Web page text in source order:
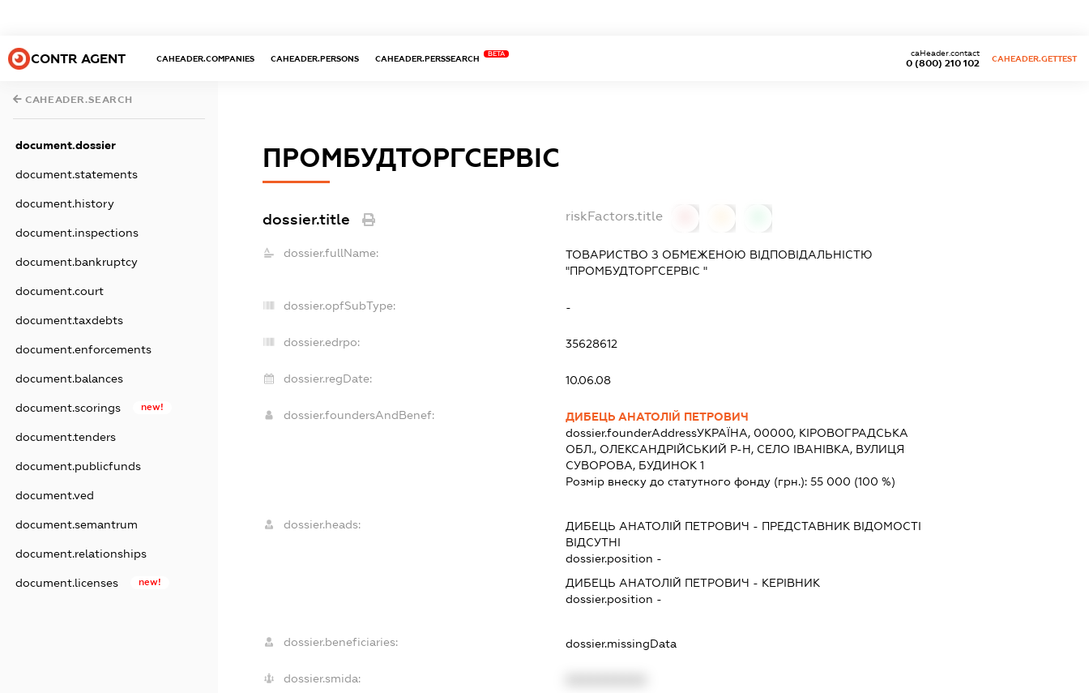
CONTR AGENT CAHEADER.COMPANIES CAHEADER.PERSONS CAHEADER.PERSSEARCH
BETA
0 (800) 210 102
caHeader.contact
CAHEADER.GETTEST
CAHEADER.SEARCH
document.dossier
document.statements
document.history
document.inspections
document.bankruptcy
document.court
document.taxdebts
document.enforcements
document.balances
document.scorings new!
document.tenders
document.publicfunds
document.ved
document.semantrum
document.relationships
document.licenses new!
ПРОМБУДТОРГСЕРВІС
dossier.title riskFactors.title
dossier.fullName:
ТОВАРИСТВО З ОБМЕЖЕНОЮ ВІДПОВІДАЛЬНІСТЮ
"ПРОМБУДТОРГСЕРВІС "
dossier.opfSubType: -
dossier.edrpo: 35628612
dossier.regDate: 10.06.08
dossier.foundersAndBenef:
ДИБЕЦЬ АНАТОЛІЙ ПЕТРОВИЧ
dossier.founderAddressУКРАЇНА, 00000, КІРОВОГРАДСЬКА
ОБЛ., ОЛЕКСАНДРІЙСЬКИЙ Р-Н, СЕЛО ІВАНІВКА, ВУЛИЦЯ
СУВОРОВА, БУДИНОК 1
Розмір внеску до статутного фонду (грн.): 55 000 (100 %)
dossier.heads: ДИБЕЦЬ АНАТОЛІЙ ПЕТРОВИЧ - ПРЕДСТАВНИКВІДОМОСТІ
ВІДСУТНІ
dossier.position -
ДИБЕЦЬ АНАТОЛІЙ ПЕТРОВИЧ - КЕРІВНИК
dossier.position -
dossier.beneficiaries: dossier.missingData
dossier.smida: